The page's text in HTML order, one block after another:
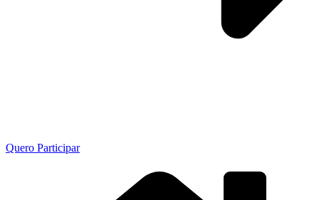
Quero Participar